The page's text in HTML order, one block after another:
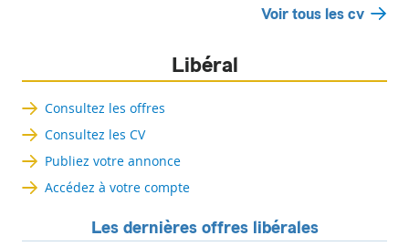
Voir tous les cv
Libéral
Consultez les offres
Consultez les CV
Publiez votre annonce
Accédez à votre compte
Les dernières offres libérales